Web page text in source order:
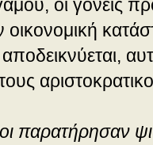
οι γονείς
οικονομική
παρατήρησαν